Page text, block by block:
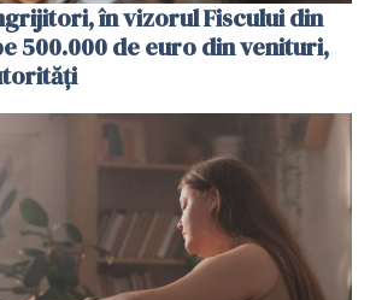
în vizorul Fiscului din
500.000 de euro din venituri,